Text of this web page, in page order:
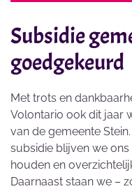
Subsidie
goedgekeurd
Met trots en
Volontario ook dit jaar
van de gemeente
subsidie blijven we
houden en
Daarnaast staan we –